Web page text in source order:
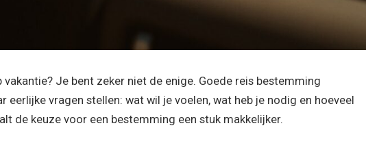
Je bent zeker niet de enige. Goede reis bestemming
eerlijke vragen stellen: wat wil je voelen, wat heb je nodig en hoeveel
de keuze voor een bestemming een stuk makkelijker.